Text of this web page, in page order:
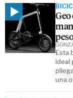
Esta
ideal
una